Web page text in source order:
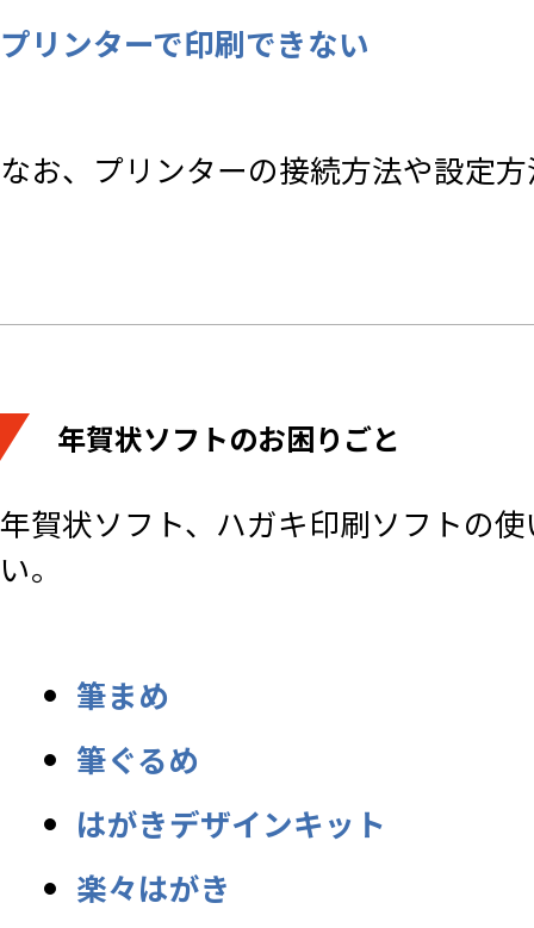
プリンターで印刷できない
なお、プリンターの接続方法や設定
年賀状ソフトのお困りごと
年賀状ソフト、ハガキ印刷ソフトの
い。
筆まめ
筆ぐるめ
はがきデザインキット
楽々はがき